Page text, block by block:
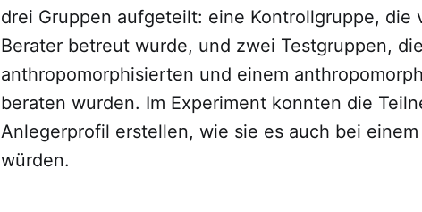
drei Gruppen aufgeteilt: eine Kontrollgruppe, die
Berater betreut wurde, und zwei Testgruppen,
anthropomorphisierten und einem
beraten wurden. Im Experiment konnten die
Anlegerprofil erstellen, wie sie es auch bei
würden.